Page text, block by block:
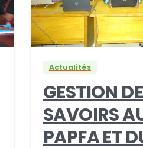
Actualités
GESTION
SAVOIRS
PAPFA ET